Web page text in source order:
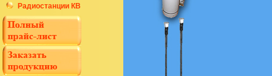
Радиостанции КВ